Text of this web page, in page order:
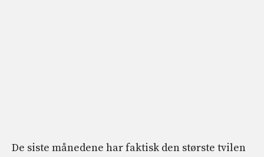
De siste månedene har faktisk den største tvilen